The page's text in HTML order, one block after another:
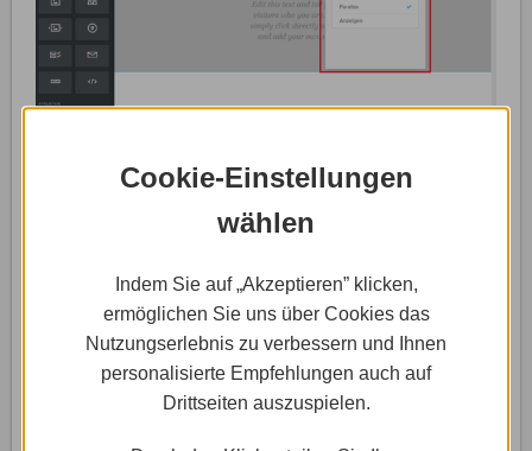
Cookie-Einstellungen
wählen
Indem Sie auf „Akzeptieren” klicken,
ermöglichen Sie uns über Cookies das
Nutzungserlebnis zu verbessern und Ihnen
personalisierte Empfehlungen auch auf
Drittseiten auszuspielen.
Nachdem du auf „Scrolleffekt“ geklickt hast, öffnet sich
ein weiteres kleines Fenster mit drei Optionen. Hier
klickst du ganz einfach auf „Parallax“, und das
Parallax-Scrolling ist für den entsprechenden Abschnitt
eingestellt. Scrolle in der Seite nach oben und unten,